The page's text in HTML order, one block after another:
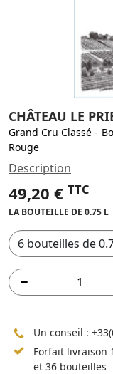
CHÂTEAU LE
Grand Cru Classé -
Rouge
Description
49,20 € TTC
LA BOUTEILLE DE 0.75 L
Un conseil :
Forfait livraison
et 36 bouteilles